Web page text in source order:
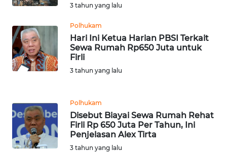
3 tahun yang lalu
Polhukam
Hari Ini Ketua Harian PBSI Terkait
Sewa Rumah Rp650 Juta untuk
Firli
3 tahun yang lalu
Polhukam
Disebut Biayai Sewa Rumah Rehat
Firli Rp 650 Juta Per Tahun, Ini
Penjelasan Alex Tirta
3 tahun yang lalu
BOGOR
WN
DEPOK
TAPANULI
UTARA
WN